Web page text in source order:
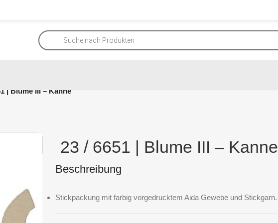
| Blume III – Kanne
23 / 6651 | Blume III – Kanne
Beschreibung
Stickpackung mit farbig vorgedrucktem Aida Gewebe und Stickgarn.